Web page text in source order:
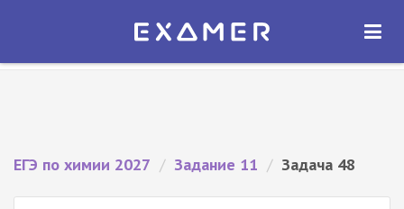
Экзамер — ЕГЭ 2027
ОТКРЫТЬ
ЕГЭ по химии 2027 / Задание 11 / Задача 48